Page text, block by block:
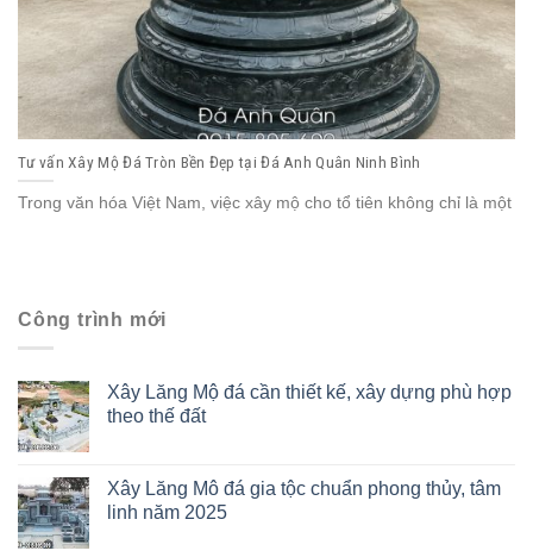
Tư vấn Xây Mộ Đá Tròn Bền Đẹp tại Đá Anh Quân Ninh Bình
Trong văn hóa Việt Nam, việc xây mộ cho tổ tiên không chỉ là một
Công trình mới
Xây Lăng Mộ đá cần thiết kế, xây dựng phù hợp
theo thế đất
Xây Lăng Mô đá gia tộc chuẩn phong thủy, tâm
linh năm 2025